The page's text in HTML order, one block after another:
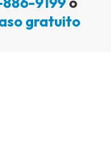
gratuito